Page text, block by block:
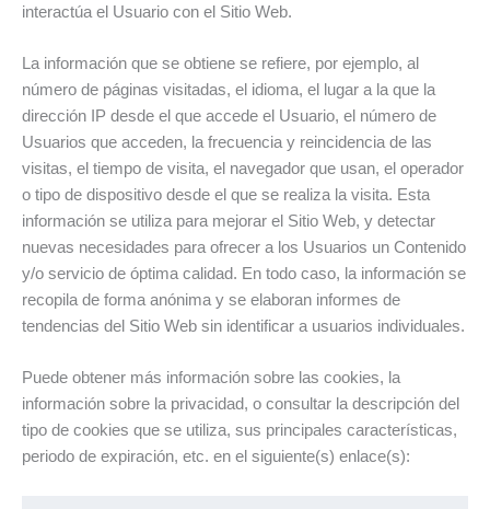
interactúa el Usuario con el Sitio Web.
La información que se obtiene se refiere, por ejemplo, al
número de páginas visitadas, el idioma, el lugar a la que la
dirección IP desde el que accede el Usuario, el número de
Usuarios que acceden, la frecuencia y reincidencia de las
visitas, el tiempo de visita, el navegador que usan, el operador
o tipo de dispositivo desde el que se realiza la visita. Esta
información se utiliza para mejorar el Sitio Web, y detectar
nuevas necesidades para ofrecer a los Usuarios un Contenido
y/o servicio de óptima calidad. En todo caso, la información se
recopila de forma anónima y se elaboran informes de
tendencias del Sitio Web sin identificar a usuarios individuales.
Puede obtener más información sobre las cookies, la
información sobre la privacidad, o consultar la descripción del
tipo de cookies que se utiliza, sus principales características,
periodo de expiración, etc. en el siguiente(s) enlace(s):